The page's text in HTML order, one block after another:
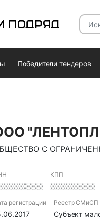
Победители тендеров
С
КПП
░░░░░░░░░
регистрации Реестр СМиСП
Субъект